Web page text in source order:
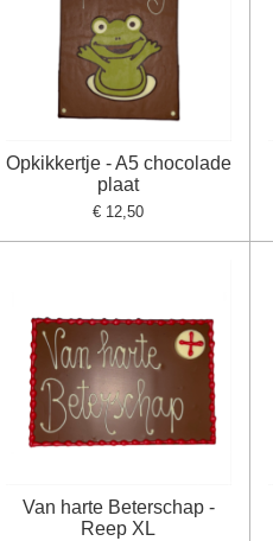
Opkikkertje - A5 chocolade
plaat
€ 12,50
Van harte Beterschap -
Reep XL